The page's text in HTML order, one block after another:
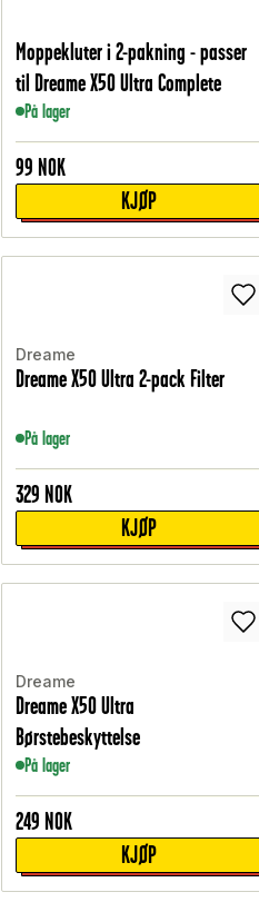
Moppekluter i 2-pakning - passer
til Dreame X50 Ultra Complete
På lager
99 NOK
KJØP
Dreame
Dreame X50 Ultra 2-pack Filter
På lager
329 NOK
KJØP
Dreame
Dreame X50 Ultra
Børstebeskyttelse
På lager
249 NOK
KJØP